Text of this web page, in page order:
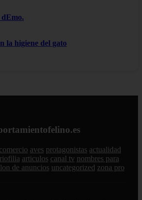
dEmo.
la higiene del gato
comercio aves protagonistas actualidad
articulos canal tv nombres para
de anuncios uncategorized zona pro